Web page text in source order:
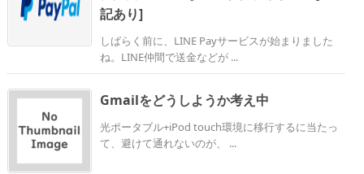
記あり]
しばらく前に、LINE Payサービスが始まりました
ね。LINE仲間で送金などが ...
Gmailをどうしようか考え中
光ポータブル+iPod touch環境に移行するに当たっ
て、避けて通れないのが、 ...